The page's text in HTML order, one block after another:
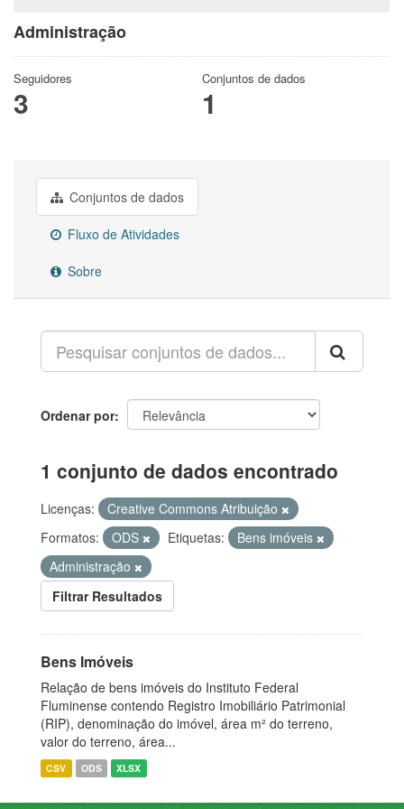
Administração
Seguidores
3
Conjuntos de dados
1
Conjuntos de dados
Fluxo de Atividades
Sobre
Ordenar por
1 conjunto de dados encontrado
Licenças:
Creative Commons Atribuição
Formatos:
ODS Etiquetas:
Bens imóveis
Administração
Filtrar Resultados
Bens Imóveis
Relação de bens imóveis do Instituto Federal
Fluminense contendo Registro Imobiliário Patrimonial
(RIP), denominação do imóvel, área m² do terreno,
valor do terreno, área...
CSV ODS XLSX